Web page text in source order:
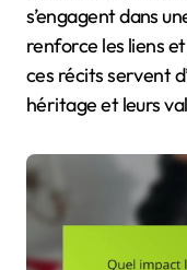
s’engagent dans
renforce les liens
ces récits servent
héritage et leurs